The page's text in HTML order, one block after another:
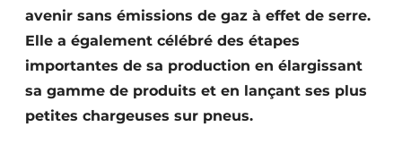
Géotextiles
Infrastructures souterraines et égouttage
Protection solaire
avenir sans émissions de gaz à effet de serre.
Elle a également célébré des étapes
importantes de sa production en élargissant
sa gamme de produits et en lançant ses plus
petites chargeuses sur pneus.